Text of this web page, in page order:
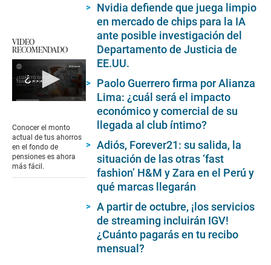
VIDEO
RECOMENDADO
¿Cómo saber cuánto dinero tengo en mi AFP?
of
2
minutes,
56
seconds
Conocer el monto
actual de tus ahorros
en el fondo de
pensiones es ahora
más fácil.
Nvidia defiende que juega limpio
en mercado de chips para la IA
ante posible investigación del
Departamento de Justicia de
EE.UU.
Paolo Guerrero firma por Alianza
Lima: ¿cuál será el impacto
económico y comercial de su
llegada al club íntimo?
Adiós, Forever21: su salida, la
situación de las otras ‘fast
fashion’ H&M y Zara en el Perú y
qué marcas llegarán
A partir de octubre, ¡los servicios
de streaming incluirán IGV!
¿Cuánto pagarás en tu recibo
mensual?